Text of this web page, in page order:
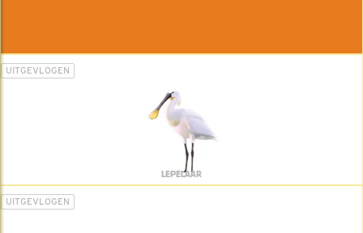
UITGEVLOGEN
LEPELAAR
UITGEVLOGEN